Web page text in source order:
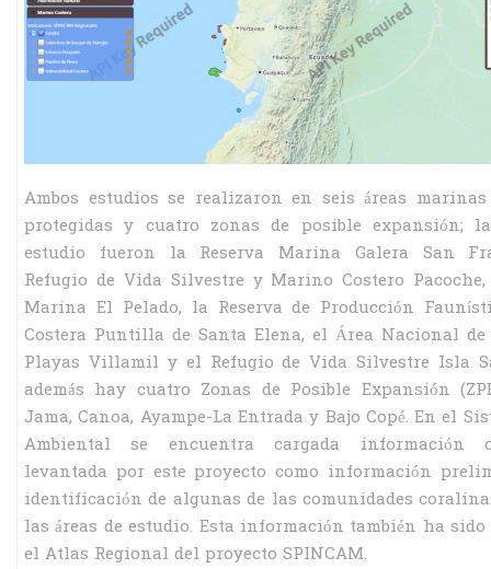
Ambos estudios se realizaron en seis áreas
protegidas y cuatro zonas de posible expansión;
estudio fueron la Reserva Marina Galera San
Refugio de Vida Silvestre y Marino Costero
Marina El Pelado, la Reserva de Producción
Costera Puntilla de Santa Elena, el Área Nacional de
Playas Villamil y el Refugio de Vida Silvestre Isla
además hay cuatro Zonas de Posible Expansión
Jama, Canoa, Ayampe-La Entrada y Bajo Copé. En el
Ambiental se encuentra cargada información
levantada por este proyecto como información
identificación de algunas de las comunidades
las áreas de estudio. Esta información también ha sido
el Atlas Regional del proyecto SPINCAM.